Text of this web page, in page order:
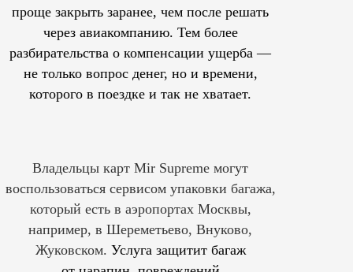
проще закрыть заранее, чем после решать
через авиакомпанию. Тем более
разбирательства о компенсации ущерба —
не только вопрос денег, но и времени,
которого в поездке и так не хватает.
Владельцы карт Mir Supreme могут
воспользоваться сервисом упаковки багажа,
который есть в аэропортах Москвы,
например, в Шереметьево, Внуково,
Жуковском. Услуга защитит багаж